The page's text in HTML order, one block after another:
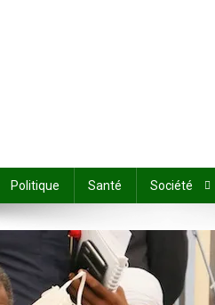
Politique Santé Société